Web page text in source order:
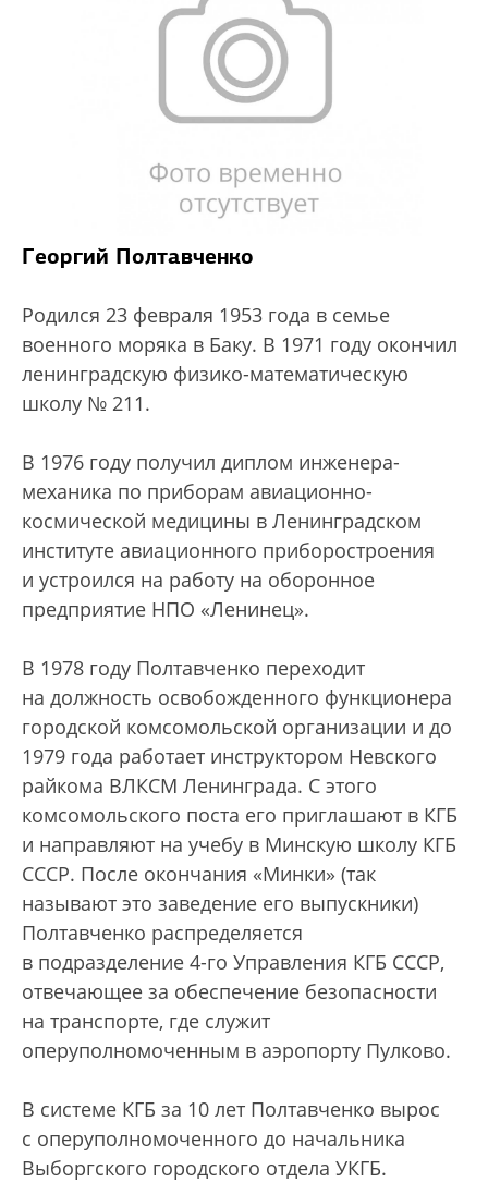
Георгий Полтавченко
Родился 23 февраля 1953 года в семье
военного моряка в Баку. В 1971 году окончил
ленинградскую физико-математическую
школу № 211.
В 1976 году получил диплом инженера-
механика по приборам авиационно-
космической медицины в Ленинградском
институте авиационного приборостроения
и устроился на работу на оборонное
предприятие НПО «Ленинец».
В 1978 году Полтавченко переходит
на должность освобожденного функционера
городской комсомольской организации и до
1979 года работает инструктором Невского
райкома ВЛКСМ Ленинграда. С этого
комсомольского поста его приглашают в КГБ
и направляют на учебу в Минскую школу КГБ
СССР. После окончания «Минки» (так
называют это заведение его выпускники)
Полтавченко распределяется
в подразделение 4-го Управления КГБ СССР,
отвечающее за обеспечение безопасности
на транспорте, где служит
оперуполномоченным в аэропорту Пулково.
В системе КГБ за 10 лет Полтавченко вырос
с оперуполномоченного до начальника
Выборгского городского отдела УКГБ.